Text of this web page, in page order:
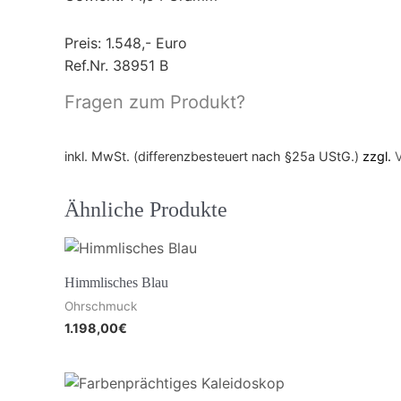
Preis: 1.548,- Euro
Ref.Nr. 38951 B
Fragen zum Produkt?
inkl. MwSt. (differenzbesteuert nach §25a UStG.) zzgl.
Ähnliche Produkte
Himmlisches Blau
Ohrschmuck
1.198,00€